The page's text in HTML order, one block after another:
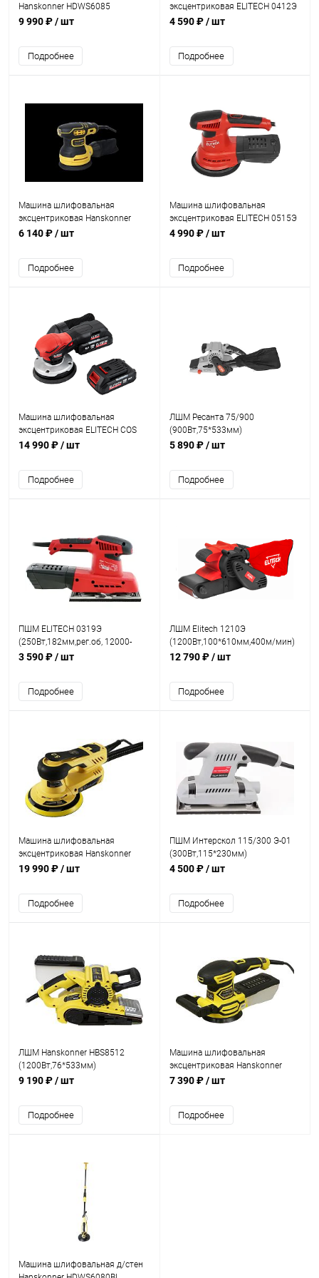
Hanskonner HDWS6085
(850Вт,2800об/мин,d=180мм,
9 990 ₽/ шт
Подробнее
эксцентриковая ELITECH 0412Э
(400Вт,125мм,рег.об, 12000-
4 590 ₽/ шт
Подробнее
Машина шлифовальная
эксцентриковая Hanskonner
HOS8135RC (350Вт,125мм,4000-
6 140 ₽/ шт
Подробнее
Машина шлифовальная
эксцентриковая ELITECH 0515Э
(460Вт,150мм,рег.об, 6000-
4 990 ₽/ шт
Подробнее
Машина шлифовальная
эксцентриковая ELITECH COS
2012 SL (20В,125мм,ход 4000-
14 990 ₽/ шт
Подробнее
ЛШМ Ресанта 75/900
(900Вт,75*533мм)
5 890 ₽/ шт
Подробнее
ПШМ ELITECH 0319Э
(250Вт,182мм,рег.об, 12000-
26000об/мин,п/сборник)
3 590 ₽/ шт
Подробнее
ЛШМ Elitech 1210Э
(1200Вт,100*610мм,400м/мин)
12 790 ₽/ шт
Подробнее
Машина шлифовальная
эксцентриковая Hanskonner
HOS8140BL (400Вт,150мм,4000-
19 990 ₽/ шт
Подробнее
ПШМ Интерскол 115/300 Э-01
(300Вт,115*230мм)
4 500 ₽/ шт
Подробнее
ЛШМ Hanskonner HBS8512
(1200Вт,76*533мм)
9 190 ₽/ шт
Подробнее
Машина шлифовальная
эксцентриковая Hanskonner
HOS8145R (450Вт,125мм,6000-
7 390 ₽/ шт
Подробнее
Машина шлифовальная д/стен